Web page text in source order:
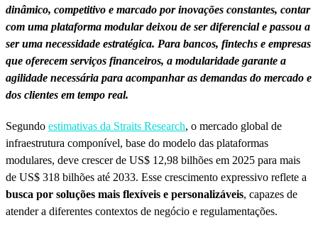
dinâmico, competitivo e marcado por inovações constantes, contar
com uma plataforma modular deixou de ser diferencial e passou a
ser uma necessidade estratégica. Para bancos, fintechs e empresas
que oferecem serviços financeiros, a modularidade garante a
agilidade necessária para acompanhar as demandas do mercado e
dos clientes em tempo real.
Segundo estimativas da Straits Research, o mercado global de
infraestrutura componível, base do modelo das plataformas
modulares, deve crescer de US$ 12,98 bilhões em 2025 para mais
de US$ 318 bilhões até 2033. Esse crescimento expressivo reflete a
busca por soluções mais flexíveis e personalizáveis, capazes de
atender a diferentes contextos de negócio e regulamentações.